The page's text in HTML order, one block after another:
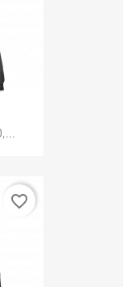
favorite_border